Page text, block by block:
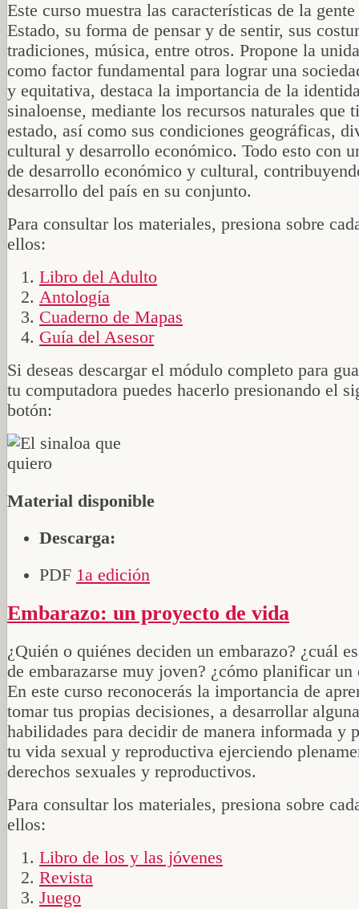
Este curso muestra las características de la gente
Estado, su forma de pensar y de sentir, sus
tradiciones, música, entre otros. Propone la
como factor fundamental para lograr una
y equitativa, destaca la importancia de la
sinaloense, mediante los recursos naturales que
estado, así como sus condiciones geográficas,
cultural y desarrollo económico. Todo esto con
de desarrollo económico y cultural,
desarrollo del país en su conjunto.
Para consultar los materiales, presiona sobre
ellos:
Libro del Adulto
Antología
Cuaderno de Mapas
Guía del Asesor
Si deseas descargar el módulo completo para
tu computadora puedes hacerlo presionando el
botón:
Material disponible
Descarga:
PDF 1a edición
Embarazo: un proyecto de vida
¿Quién o quiénes deciden un embarazo? ¿cuál
de embarazarse muy joven? ¿cómo planificar un
En este curso reconocerás la importancia de
tomar tus propias decisiones, a desarrollar
habilidades para decidir de manera informada y
tu vida sexual y reproductiva ejerciendo
derechos sexuales y reproductivos.
Para consultar los materiales, presiona sobre
ellos:
Libro de los y las jóvenes
Revista
Juego